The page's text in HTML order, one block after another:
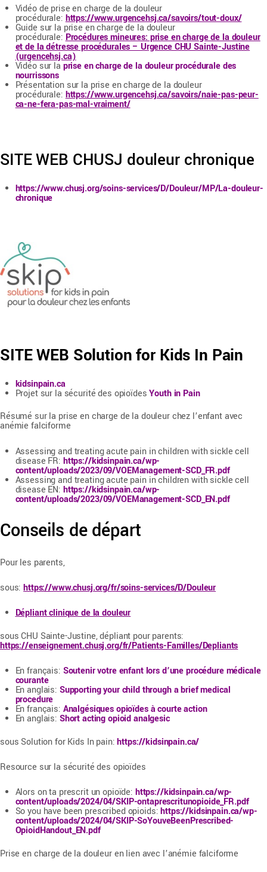
Vidéo de prise en charge de la douleur
procédurale: https://www.urgencehsj.ca/savoirs/tout-doux/
Guide sur la prise en charge de la douleur
procédurale: Procédures mineures: prise en charge de la douleur
et de la détresse procédurales – Urgence CHU Sainte-Justine
(urgencehsj.ca)
Vidéo sur la prise en charge de la douleur procédurale des
nourrissons
Présentation sur la prise en charge de la douleur
procédurale: https://www.urgencehsj.ca/savoirs/naie-pas-peur-
ca-ne-fera-pas-mal-vraiment/
SITE WEB CHUSJ douleur chronique
https://www.chusj.org/soins-services/D/Douleur/MP/La-douleur-
chronique
SITE WEB Solution for Kids In Pain
kidsinpain.ca
Projet sur la sécurité des opioïdesYouth in Pain
Résumé sur la prise en charge de la douleur chez l’enfant avec
anémie falciforme
Assessing and treating acute pain in children with sickle cell
disease FR: https://kidsinpain.ca/wp-
content/uploads/2023/09/VOEManagement-SCD_FR.pdf
Assessing and treating acute pain in children with sickle cell
disease EN: https://kidsinpain.ca/wp-
content/uploads/2023/09/VOEManagement-SCD_EN.pdf
Conseils de départ
Pour les parents,
sous:https://www.chusj.org/fr/soins-services/D/Douleur
Dépliant clinique de la douleur
sous CHU Sainte-Justine, dépliant pour parents:
https://enseignement.chusj.org/fr/Patients-Familles/Depliants
En français: Soutenir votre enfant lors d’une procédure médicale
courante
En anglais: Supporting your child through a brief medical
procedure
En français: Analgésiques opioïdes à courte action
En anglais: Short acting opioid analgesic
sous Solution for Kids In pain:https://kidsinpain.ca/
Resource sur la sécurité des opioïdes
Alors on ta prescrit un opioïde: https://kidsinpain.ca/wp-
content/uploads/2024/04/SKIP-ontaprescritunopioide_FR.pdf
So you have been prescribed opioids:https://kidsinpain.ca/wp-
content/uploads/2024/04/SKIP-SoYouveBeenPrescribed-
OpioidHandout_EN.pdf
Prise en charge de la douleur en lien avec l’anémie falciforme